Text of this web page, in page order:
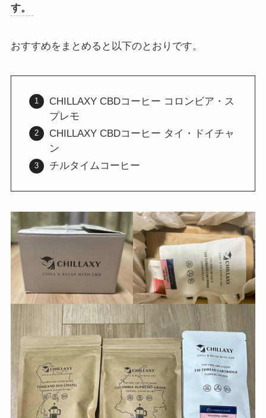
す。
おすすめをまとめると以下のとおりです。
CHILLAXY CBDコーヒー コロンビア・ス
プレモ
CHILLAXY CBDコーヒー タイ・ドイチャ
ン
チルタイムコーヒー